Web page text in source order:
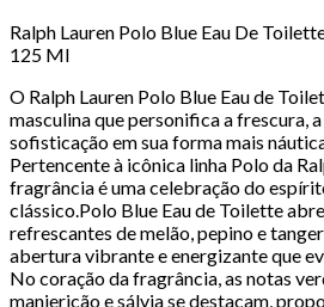
Ralph Lauren Polo Blue Eau De
125 Ml
O Ralph Lauren Polo Blue Eau de
masculina que personifica a frescura,
sofisticação em sua forma mais
Pertencente à icônica linha Polo da
fragrância é uma celebração do
clássico.Polo Blue Eau de Toilette
refrescantes de melão, pepino e
abertura vibrante e energizante que
No coração da fragrância, as notas
manjericão e sálvia se destacam,